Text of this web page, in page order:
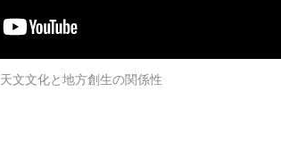
天文文化と地方創生の関係性